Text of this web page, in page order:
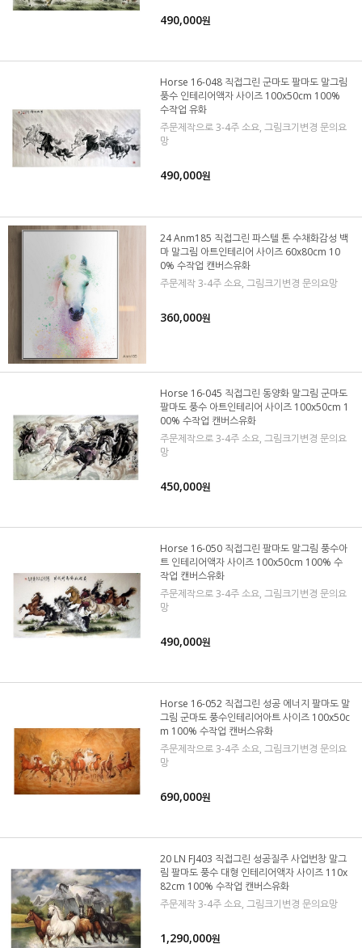
490,000원
Horse 16-048 직접그린 군마도 팔마도 말그림
풍수 인테리어액자 사이즈 100x50cm 100%
수작업 유화
주문제작으로 3-4주 소요, 그림크기변경 문의요
망
490,000원
24 Anm185 직접그린 파스텔 톤 수채화감성 백
마 말그림 아트인테리어 사이즈 60x80cm 10
0% 수작업 캔버스유화
주문제작 3-4주 소요, 그림크기변경 문의요망
360,000원
Horse 16-045 직접그린 동양화 말그림 군마도
팔마도 풍수 아트인테리어 사이즈 100x50cm 1
00% 수작업 캔버스유화
주문제작으로 3-4주 소요, 그림크기변경 문의요
망
450,000원
Horse 16-050 직접그린 팔마도 말그림 풍수아
트 인테리어액자 사이즈 100x50cm 100% 수
작업 캔버스유화
주문제작으로 3-4주 소요, 그림크기변경 문의요
망
490,000원
Horse 16-052 직접그린 성공 에너지 팔마도 말
그림 군마도 풍수인테리어아트 사이즈 100x50c
m 100% 수작업 캔버스유화
주문제작으로 3-4주 소요, 그림크기변경 문의요
망
690,000원
20 LN FJ403 직접그린 성공질주 사업번창 말그
림 팔마도 풍수 대형 인테리어액자 사이즈 110x
82cm 100% 수작업 캔버스유화
주문제작 3-4주 소요, 그림크기변경 문의요망
1,290,000원